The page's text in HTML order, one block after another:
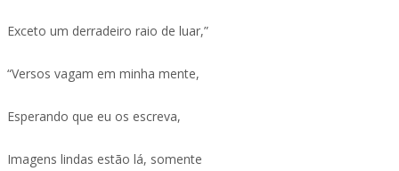
Exceto um derradeiro raio de luar,”
“Versos vagam em minha mente,
Esperando que eu os escreva,
Imagens lindas estão lá, somente